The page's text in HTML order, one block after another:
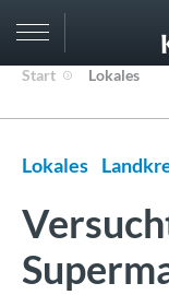
Start Lokales
Lokales